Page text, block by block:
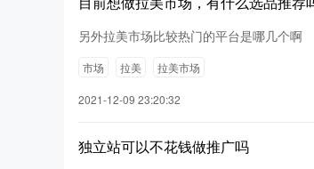
另外拉美市场比较热门的平台是哪几个啊
市场 拉美 拉美市场
2021-12-09 23:20:32
独立站可以不花钱做推广吗